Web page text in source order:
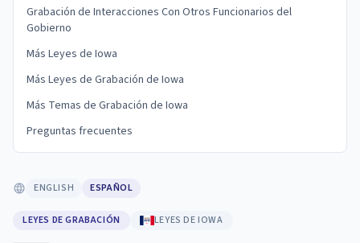
Grabación de Interacciones Con Otros Funcionarios del
Gobierno
Más Leyes de Iowa
Más Leyes de Grabación de Iowa
Más Temas de Grabación de Iowa
Preguntas frecuentes
ENGLISH ESPAÑOL
LEYES DE GRABACIÓN LEYES DE IOWA